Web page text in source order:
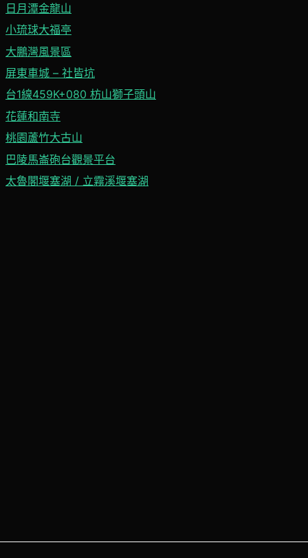
日月潭金龍山
小琉球大福亭
大鵬灣風景區
屏東車城 – 社皆坑
台1線459K+080 枋山獅子頭山
花蓮和南寺
桃園蘆竹大古山
巴陵馬崙砲台觀景平台
太魯閣堰塞湖 / 立霧溪堰塞湖